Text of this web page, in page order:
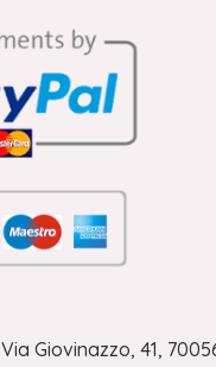
Giovinazzo, 41,